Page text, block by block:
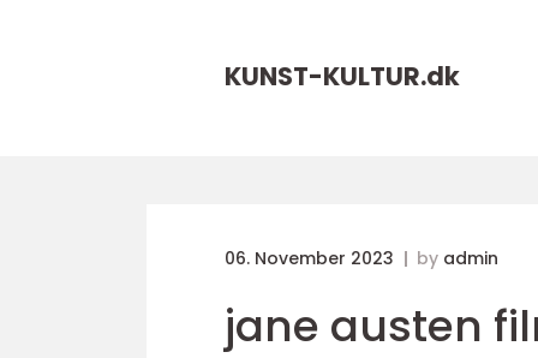
KUNST-KULTUR.dk
06. November 2023 by admin
jane austen